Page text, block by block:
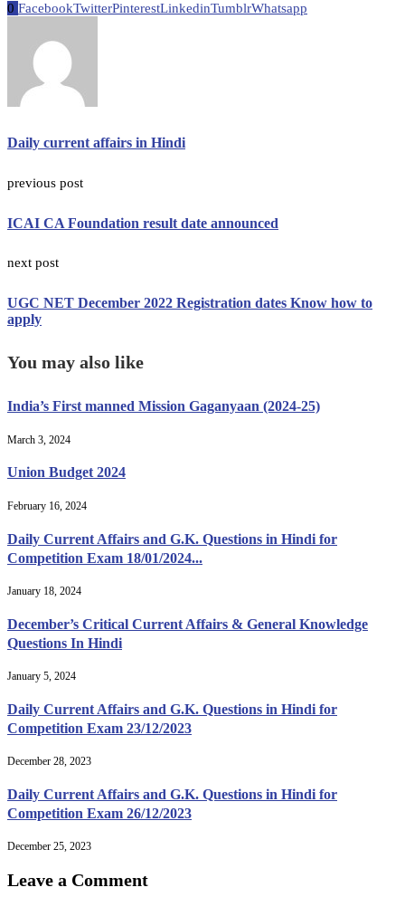
0 FacebookTwitterPinterestLinkedinTumblrWhatsapp
Daily current affairs in Hindi
previous post
ICAI CA Foundation result date announced
next post
UGC NET December 2022 Registration dates Know how to
apply
You may also like
India’s First manned Mission Gaganyaan (2024-25)
March 3, 2024
Union Budget 2024
February 16, 2024
Daily Current Affairs and G.K. Questions in Hindi for
Competition Exam 18/01/2024...
January 18, 2024
December’s Critical Current Affairs & General Knowledge
Questions In Hindi
January 5, 2024
Daily Current Affairs and G.K. Questions in Hindi for
Competition Exam 23/12/2023
December 28, 2023
Daily Current Affairs and G.K. Questions in Hindi for
Competition Exam 26/12/2023
December 25, 2023
Leave a Comment